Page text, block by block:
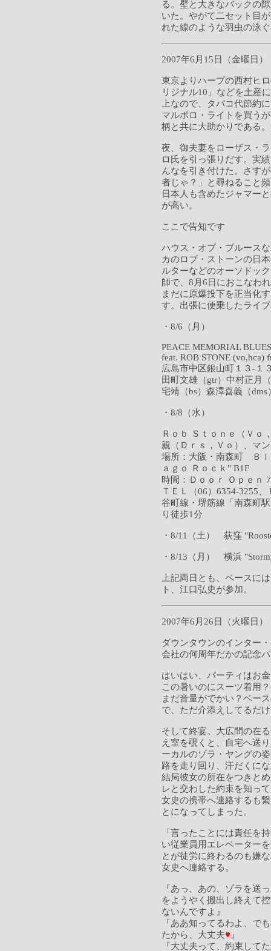
る。壁と大きなバックの
いた。やがて二セット目
れた線のような羽虫の泳
2007年6月15日（金曜日）
東京よりハープの西村ヒ
リジナル10」などを土産
上なので、タバコ代節約
マルボロ・ライトを買う
柄と共に大助かりである。
夜、御夫妻をローザス・
ロ氏を引っ張りだす。実
んなを引き付けた。さす
者じゃ？」と尋ねること
日本人も含めたジャマー
が高い。
ここで告知です
ハウス・オブ・ブルース
カのロブ・ストーンの日
ルターなどのオーソドッ
師で、8月6日におこなわ
まだに原爆投下を正当化
す。出張に便乗したライ
・8/6（月）
PEACE MEMORIAL
feat. ROB STONE
広島市中区銀山町１３-
田町文雄（gtr）中村正月
宅靖（bs）森澤喜義（dms
・8/8（水）
Ｒｏｂ Ｓｔｏｎｅ（Ｖｏ
親（Ｄｒｓ，Ｖｏ）、マ
場所：大阪・南森町 Ｂ
ａｇｏ Ｒｏｃｋ" B1F
時間：Ｄｏｏｒ Ｏｐｅｎ
ＴＥＬ（06）6354-3255
谷町線・堺筋線「南森町
り徒歩1分
・8/11（土） 荻窪
・8/13（月） 横浜
上記両日とも、ベースに
ト、江口弘史が参加。
2007年6月26日（火曜日）
ダウンタウンのインター
会社の何周年だかの記念
はいはい、パーティはお
この暑いのにスーツ着用
まだ音量がでかい？ベー
で、ただ介添えしてるだ
そして終宴。大広間の在
え室を覗くと、自宅へ送
ーカルのゾラ・ヤングの
路を走り回り、汗だくに
結局彼女の所在をつきと
レと交わした約束を知っ
女史の携帯へ連絡するも
とになってしまった。
「言ったことには責任を
い従業員用エレベーター
とが徒労に終わるのも嫌
女史へ連絡する。
『あっ、あの、ゾラを送
をようやく搬出し終えて
ないんですよ』
『ああ知ってるわよ、で
たから、大丈夫
』
『大丈夫って、約束して